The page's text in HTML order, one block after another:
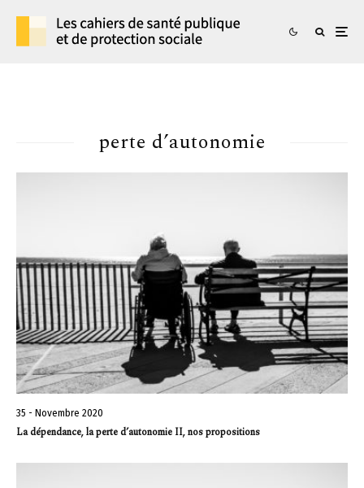
perte d’autonomie
35 - Novembre 2020
La dépendance, la perte d’autonomie II, nos propositions